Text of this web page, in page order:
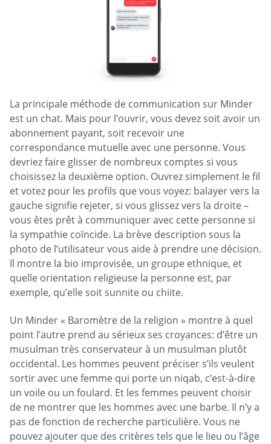
La principale méthode de communication sur Minder
est un chat. Mais pour l’ouvrir, vous devez soit avoir un
abonnement payant, soit recevoir une
correspondance mutuelle avec une personne. Vous
devriez faire glisser de nombreux comptes si vous
choisissez la deuxième option. Ouvrez simplement le fil
et votez pour les profils que vous voyez: balayer vers la
gauche signifie rejeter, si vous glissez vers la droite –
vous êtes prêt à communiquer avec cette personne si
la sympathie coïncide. La brève description sous la
photo de l’utilisateur vous aide à prendre une décision.
Il montre la bio improvisée, un groupe ethnique, et
quelle orientation religieuse la personne est, par
exemple, qu’elle soit sunnite ou chiite.
Un Minder « Baromètre de la religion » montre à quel
point l’autre prend au sérieux ses croyances: d’être un
musulman très conservateur à un musulman plutôt
occidental. Les hommes peuvent préciser s’ils veulent
sortir avec une femme qui porte un niqab, c’est-à-dire
un voile ou un foulard. Et les femmes peuvent choisir
de ne montrer que les hommes avec une barbe. Il n’y a
pas de fonction de recherche particulière. Vous ne
pouvez ajouter que des critères tels que le lieu ou l’âge